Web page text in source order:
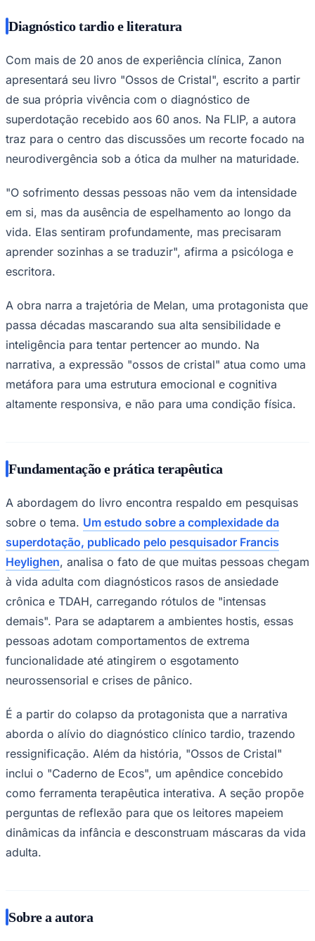
Corinthians
Diagnóstico tardio e literatura
Com mais de 20 anos de experiência clínica, Zanon
apresentará seu livro "Ossos de Cristal", escrito a partir
de sua própria vivência com o diagnóstico de
superdotação recebido aos 60 anos. Na FLIP, a autora
traz para o centro das discussões um recorte focado na
neurodivergência sob a ótica da mulher na maturidade.
"O sofrimento dessas pessoas não vem da intensidade
em si, mas da ausência de espelhamento ao longo da
vida. Elas sentiram profundamente, mas precisaram
aprender sozinhas a se traduzir", afirma a psicóloga e
escritora.
A obra narra a trajetória de Melan, uma protagonista que
passa décadas mascarando sua alta sensibilidade e
inteligência para tentar pertencer ao mundo. Na
narrativa, a expressão "ossos de cristal" atua como uma
metáfora para uma estrutura emocional e cognitiva
altamente responsiva, e não para uma condição física.
Fundamentação e prática terapêutica
A abordagem do livro encontra respaldo em pesquisas
sobre o tema. Um estudo sobre a complexidade da
superdotação, publicado pelo pesquisador Francis
Heylighen, analisa o fato de que muitas pessoas chegam
à vida adulta com diagnósticos rasos de ansiedade
crônica e TDAH, carregando rótulos de "intensas
demais". Para se adaptarem a ambientes hostis, essas
pessoas adotam comportamentos de extrema
funcionalidade até atingirem o esgotamento
neurossensorial e crises de pânico.
É a partir do colapso da protagonista que a narrativa
aborda o alívio do diagnóstico clínico tardio, trazendo
ressignificação. Além da história, "Ossos de Cristal"
inclui o "Caderno de Ecos", um apêndice concebido
como ferramenta terapêutica interativa. A seção propõe
perguntas de reflexão para que os leitores mapeiem
dinâmicas da infância e desconstruam máscaras da vida
adulta.
Sobre a autora